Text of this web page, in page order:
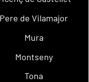
Pere de Vilamajor
Mura
Montseny
Tona